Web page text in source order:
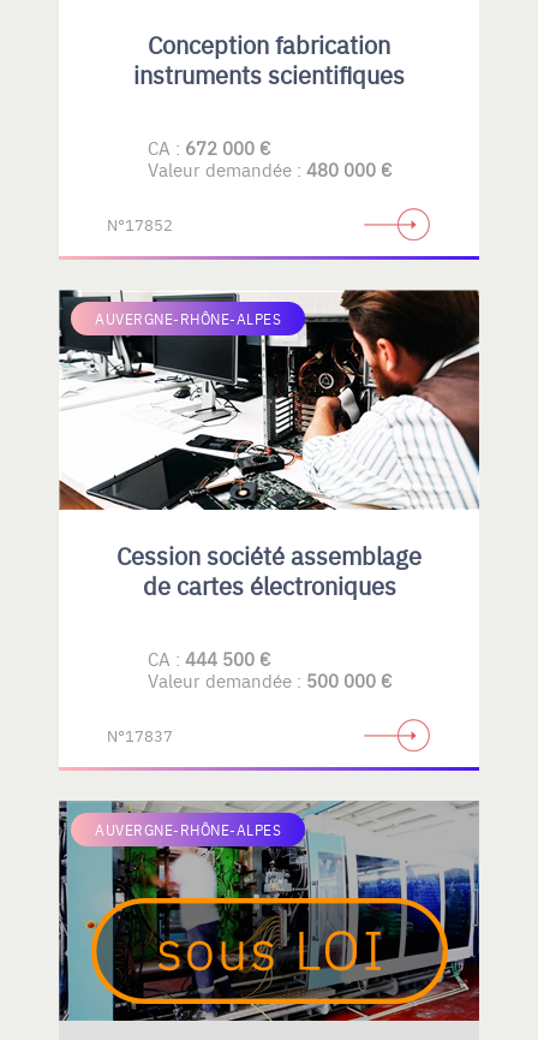
Conception fabrication
instruments scientifiques
CA : 672 000 €
Valeur demandée : 480 000 €
N°17852
AUVERGNE-RHÔNE-ALPES
Cession société assemblage
de cartes électroniques
CA : 444 500 €
Valeur demandée : 500 000 €
N°17837
AUVERGNE-RHÔNE-ALPES